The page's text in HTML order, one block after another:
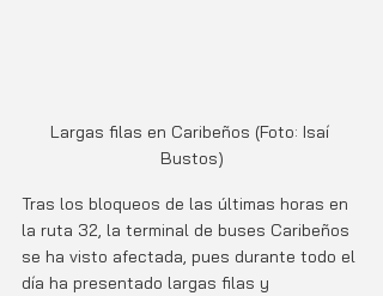
Largas filas en Caribeños (Foto: Isaí
Bustos)
Tras los bloqueos de las últimas horas en
la ruta 32, la terminal de buses Caribeños
se ha visto afectada, pues durante todo el
día ha presentado largas filas y